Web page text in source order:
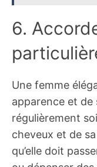
6.
Une femme
apparence et
régulièrement
cheveux et de
qu’elle doit